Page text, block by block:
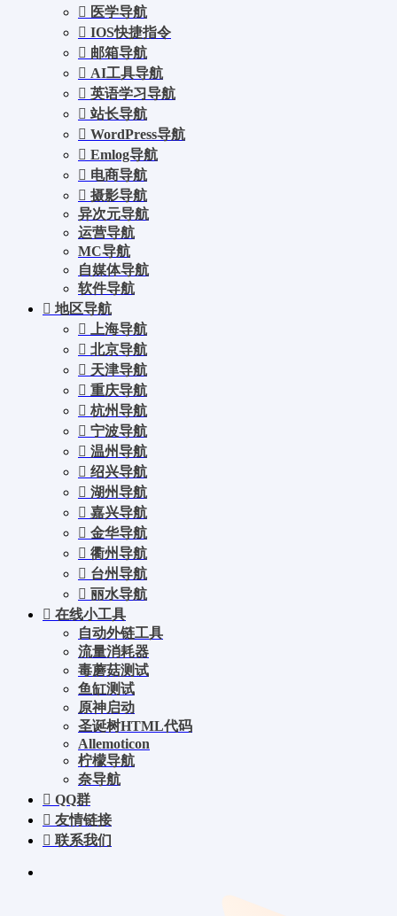
医学导航
IOS快捷指令
邮箱导航
AI工具导航
英语学习导航
站长导航
WordPress导航
Emlog导航
电商导航
摄影导航
异次元导航
运营导航
MC导航
自媒体导航
软件导航
地区导航
上海导航
北京导航
天津导航
重庆导航
杭州导航
宁波导航
温州导航
绍兴导航
湖州导航
嘉兴导航
金华导航
衢州导航
台州导航
丽水导航
在线小工具
自动外链工具
流量消耗器
毒蘑菇测试
鱼缸测试
原神启动
圣诞树HTML代码
Allemoticon
柠檬导航
奈导航
QQ群
友情链接
联系我们